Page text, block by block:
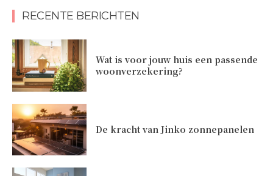
RECENTE BERICHTEN
Wat is voor jouw huis een passende
woonverzekering?
De kracht van Jinko zonnepanelen